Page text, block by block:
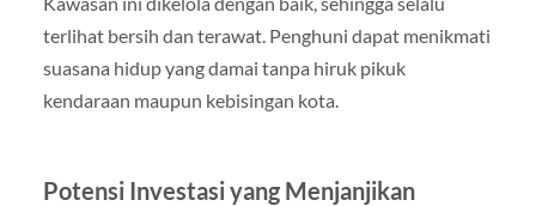
terlihat bersih dan terawat. Penghuni dapat menikmati
suasana hidup yang damai tanpa hiruk pikuk
kendaraan maupun kebisingan kota.
Potensi Investasi yang Menjanjikan